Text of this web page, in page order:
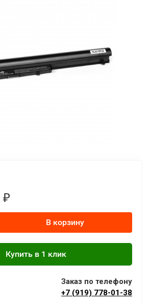
₽
В корзину
Заказ по телефону
+7 (919) 778-01-38